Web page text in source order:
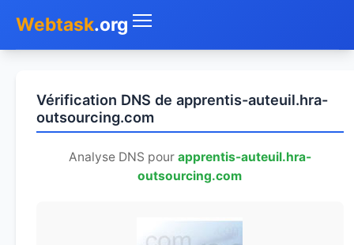
Webtask.org
Whois
Vérification DNS de apprentis-auteuil.hra-
outsourcing.com
Analyse DNS pour apprentis-auteuil.hra-
outsourcing.com